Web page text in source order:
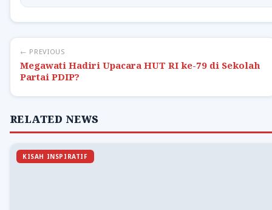
← PREVIOUS
Megawati Hadiri Upacara HUT RI ke-79 di Sekolah
Partai PDIP?
RELATED NEWS
KISAH INSPIRATIF